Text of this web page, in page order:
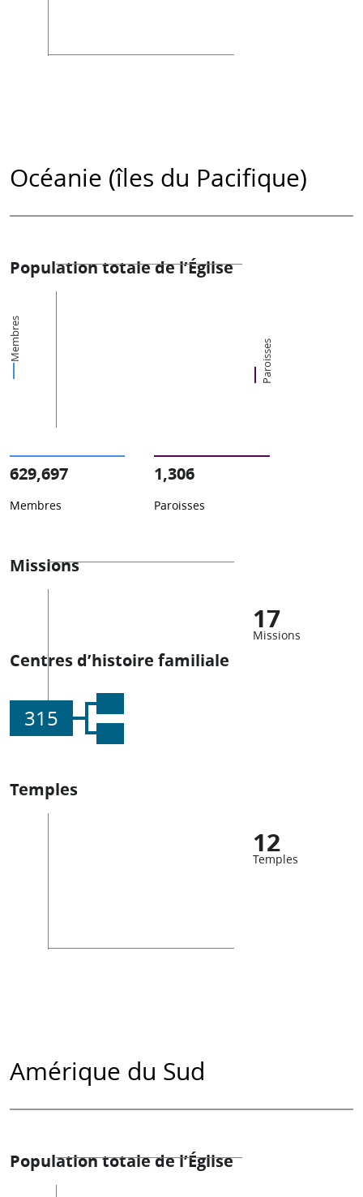
Océanie (îles du Pacifique)
Population totale de l’Église
Membres Paroisses
629,697
Membres
1,306
Paroisses
Missions
17
Missions
Centres d’histoire familiale
315
Temples
12
Temples
Amérique du Sud
Population totale de l’Église